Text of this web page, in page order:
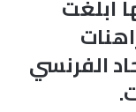
أبلغت
الفرنسي